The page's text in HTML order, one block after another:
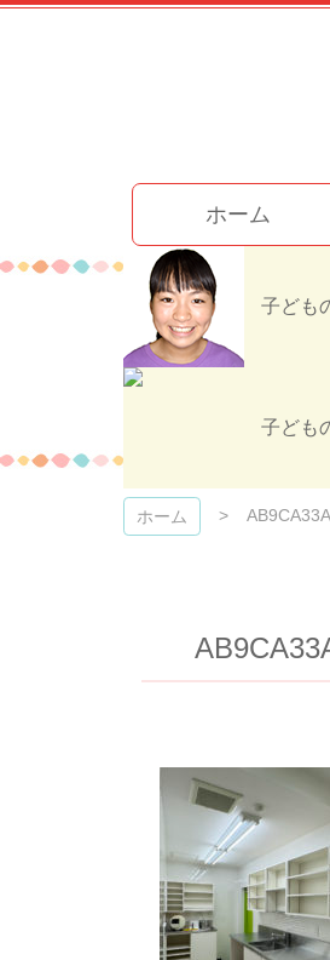
コ
ッ
今井歯科
ホーム
子ども
子ども
ホーム